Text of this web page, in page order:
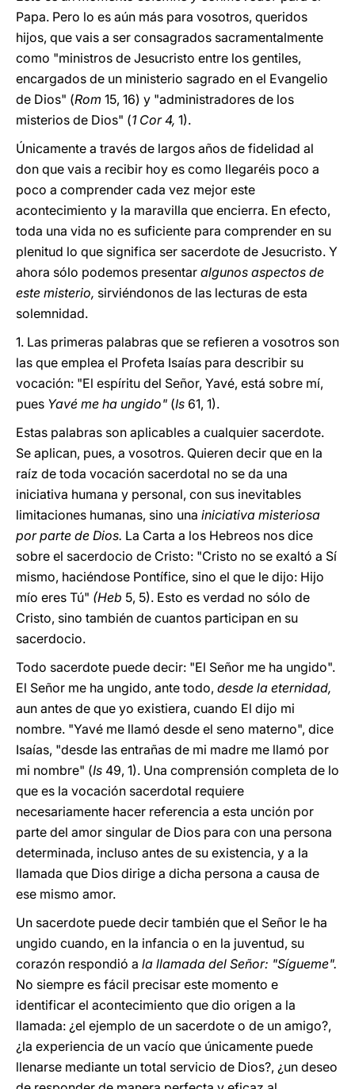
Papa. Pero lo es aún más para vosotros, queridos
hijos, que vais a ser consagrados sacramentalmente
como "ministros de Jesucristo entre los gentiles,
encargados de un ministerio sagrado en el Evangelio
de Dios" (Rom 15, 16) y "administradores de los
misterios de Dios" (1 Cor 4, 1).
Únicamente a través de largos años de fidelidad al
don que vais a recibir hoy es como llegaréis poco a
poco a comprender cada vez mejor este
acontecimiento y la maravilla que encierra. En efecto,
toda una vida no es suficiente para comprender en su
plenitud lo que significa ser sacerdote de Jesucristo. Y
ahora sólo podemos presentar algunos aspectos de
este misterio, sirviéndonos de las lecturas de esta
solemnidad.
1. Las primeras palabras que se refieren a vosotros son
las que emplea el Profeta Isaías para describir su
vocación: "El espíritu del Señor, Yavé, está sobre mí,
pues Yavé me ha ungido" (Is 61, 1).
Estas palabras son aplicables a cualquier sacerdote.
Se aplican, pues, a vosotros. Quieren decir que en la
raíz de toda vocación sacerdotal no se da una
iniciativa humana y personal, con sus inevitables
limitaciones humanas, sino una iniciativa misteriosa
por parte de Dios. La Carta a los Hebreos nos dice
sobre el sacerdocio de Cristo: "Cristo no se exaltó a Sí
mismo, haciéndose Pontífice, sino el que le dijo: Hijo
mío eres Tú" (Heb 5, 5). Esto es verdad no sólo de
Cristo, sino también de cuantos participan en su
sacerdocio.
Todo sacerdote puede decir: "El Señor me ha ungido".
El Señor me ha ungido, ante todo, desde la eternidad,
aun antes de que yo existiera, cuando El dijo mi
nombre. "Yavé me llamó desde el seno materno", dice
Isaías, "desde las entrañas de mi madre me llamó por
mi nombre" (Is 49, 1). Una comprensión completa de lo
que es la vocación sacerdotal requiere
necesariamente hacer referencia a esta unción por
parte del amor singular de Dios para con una persona
determinada, incluso antes de su existencia, y a la
llamada que Dios dirige a dicha persona a causa de
ese mismo amor.
Un sacerdote puede decir también que el Señor le ha
ungido cuando, en la infancia o en la juventud, su
corazón respondió a la llamada del Señor: "Sígueme".
No siempre es fácil precisar este momento e
identificar el acontecimiento que dio origen a la
llamada: ¿el ejemplo de un sacerdote o de un amigo?,
¿la experiencia de un vacío que únicamente puede
llenarse mediante un total servicio de Dios?, ¿un deseo